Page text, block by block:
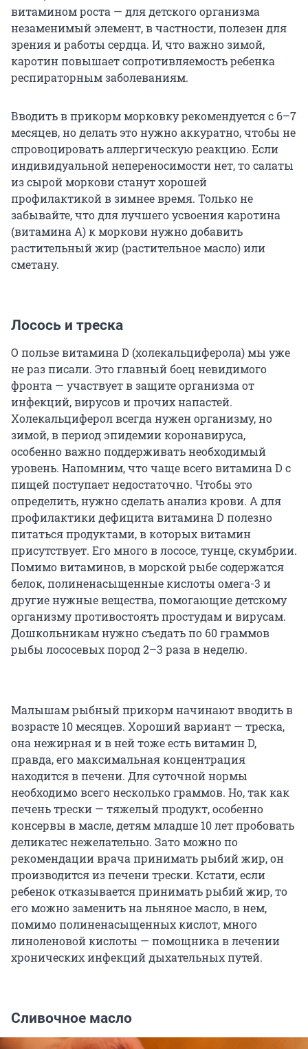
витамином роста — для детского организма
незаменимый элемент, в частности, полезен для
зрения и работы сердца. И, что важно зимой,
каротин повышает сопротивляемость ребенка
респираторным заболеваниям.
Вводить в прикорм морковку рекомендуется с 6–7
месяцев, но делать это нужно аккуратно, чтобы не
спровоцировать аллергическую реакцию. Если
индивидуальной непереносимости нет, то салаты
из сырой моркови станут хорошей
профилактикой в зимнее время. Только не
забывайте, что для лучшего усвоения каротина
(витамина А) к моркови нужно добавить
растительный жир (растительное масло) или
сметану.
Лосось и треска
О пользе витамина D (холекальциферола) мы уже
не раз писали. Это главный боец невидимого
фронта — участвует в защите организма от
инфекций, вирусов и прочих напастей.
Холекальциферол всегда нужен организму, но
зимой, в период эпидемии коронавируса,
особенно важно поддерживать необходимый
уровень. Напомним, что чаще всего витамина D с
пищей поступает недостаточно. Чтобы это
определить, нужно сделать анализ крови. А для
профилактики дефицита витамина D полезно
питаться продуктами, в которых витамин
присутствует. Его много в лососе, тунце, скумбрии.
Помимо витаминов, в морской рыбе содержатся
белок, полиненасыщенные кислоты омега-3 и
другие нужные вещества, помогающие детскому
организму противостоять простудам и вирусам.
Дошкольникам нужно съедать по 60 граммов
рыбы лососевых пород 2–3 раза в неделю.
Малышам рыбный прикорм начинают вводить в
возрасте 10 месяцев. Хороший вариант — треска,
она нежирная и в ней тоже есть витамин D,
правда, его максимальная концентрация
находится в печени. Для суточной нормы
необходимо всего несколько граммов. Но, так как
печень трески — тяжелый продукт, особенно
консервы в масле, детям младше 10 лет пробовать
деликатес нежелательно. Зато можно по
рекомендации врача принимать рыбий жир, он
производится из печени трески. Кстати, если
ребенок отказывается принимать рыбий жир, то
его можно заменить на льняное масло, в нем,
помимо полиненасыщенных кислот, много
линоленовой кислоты — помощника в лечении
хронических инфекций дыхательных путей.
Сливочное масло